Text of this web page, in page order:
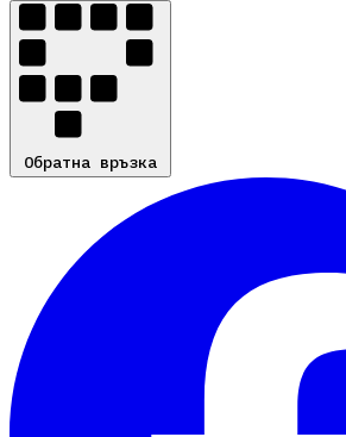
Помощен център
Обратна връзка
Обратна връзка